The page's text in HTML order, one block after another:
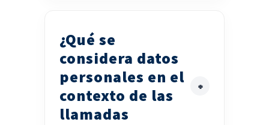
¿Qué se
considera datos
personales en el
contexto de las
llamadas